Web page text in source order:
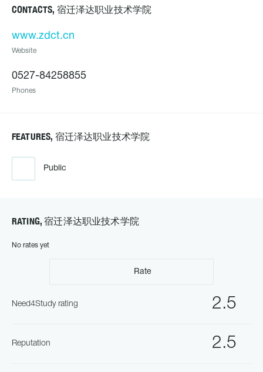
CONTACTS, 宿迁泽达职业技术学院
www.zdct.cn
Website
0527-84258855
Phones
FEATURES, 宿迁泽达职业技术学院
Public
RATING, 宿迁泽达职业技术学院
No rates yet
Rate
2.5
Need4Study rating
2.5
Reputation